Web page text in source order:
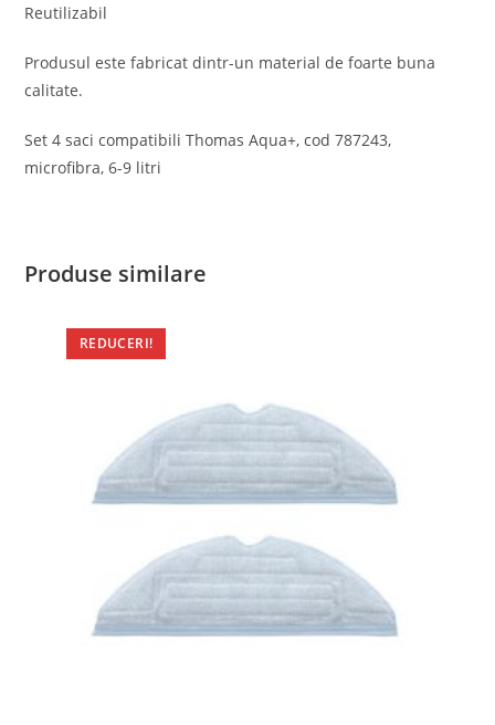
Reutilizabil
Produsul este fabricat dintr-un material de foarte buna
calitate.
Set 4 saci compatibili Thomas Aqua+, cod 787243,
microfibra, 6-9 litri
Produse similare
REDUCERI!